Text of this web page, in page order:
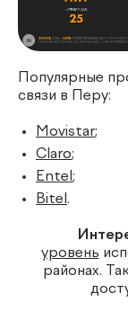
Популярные
связи в Перу:
Movistar;
Claro;
Entel;
Bitel.
уровень
районах.